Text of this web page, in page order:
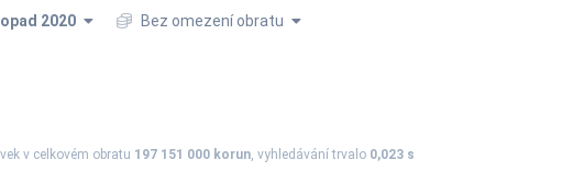
2020 Bez omezení obratu
v celkovém obratu 197 151 000 korun, vyhledávání trvalo 0,023 s